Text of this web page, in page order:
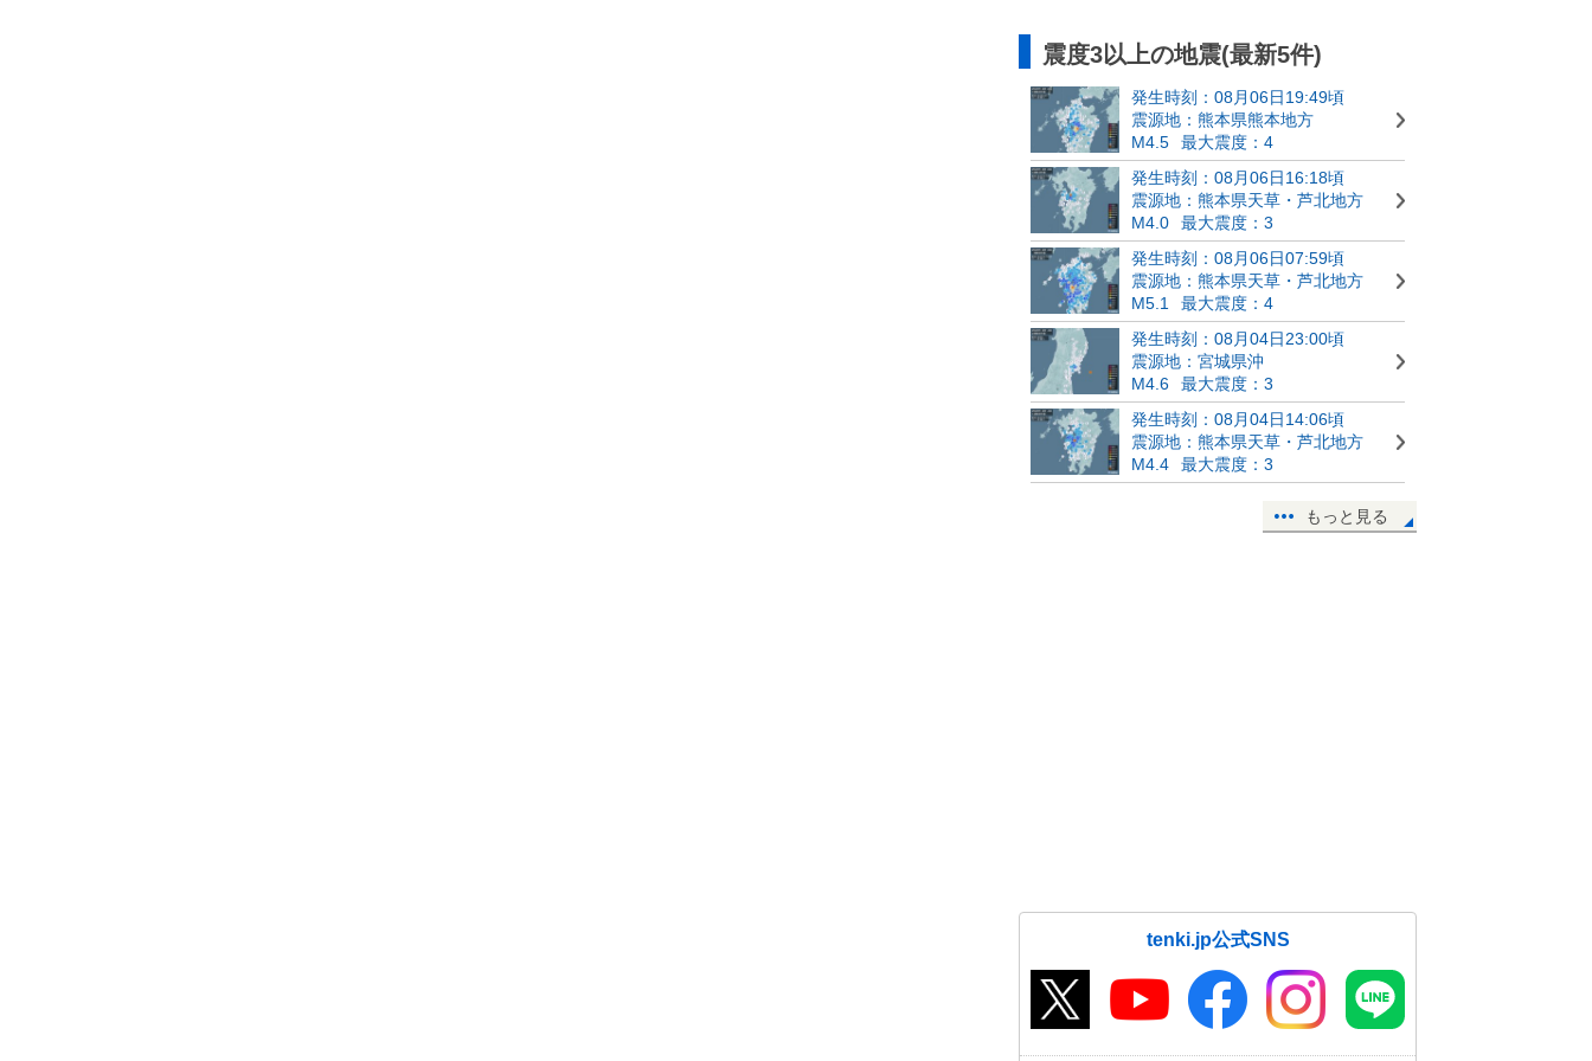
震度3以上の地震(最新5件)
発生時刻：08月06日19:49頃
震源地：熊本県熊本地方
M4.5
最大震度：4
発生時刻：08月06日16:18頃
震源地：熊本県天草・芦北地方
M4.0
最大震度：3
発生時刻：08月06日07:59頃
震源地：熊本県天草・芦北地方
M5.1
最大震度：4
発生時刻：08月04日23:00頃
震源地：宮城県沖
M4.6
最大震度：3
発生時刻：08月04日14:06頃
震源地：熊本県天草・芦北地方
M4.4
最大震度：3
もっと見る
tenki.jp公式SNS